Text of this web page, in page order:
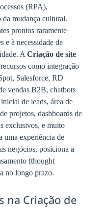
(RPA),
mudança cultural.
prontos raramente
e à necessidade de
A Criação de site
como integração
Salesforce, RD
vendas B2B, chatbots
de leads, área de
projetos, dashboards de
exclusivos, e muito
uma experiência de
negócios, posiciona a
(thought
no longo prazo.
na Criação de